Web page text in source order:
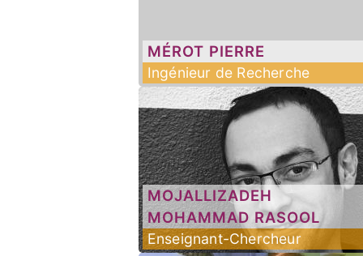
MÉROT PIERRE
Ingénieur de Recherche
MOJALLIZADEH
MOHAMMAD RASOOL
Enseignant-Chercheur